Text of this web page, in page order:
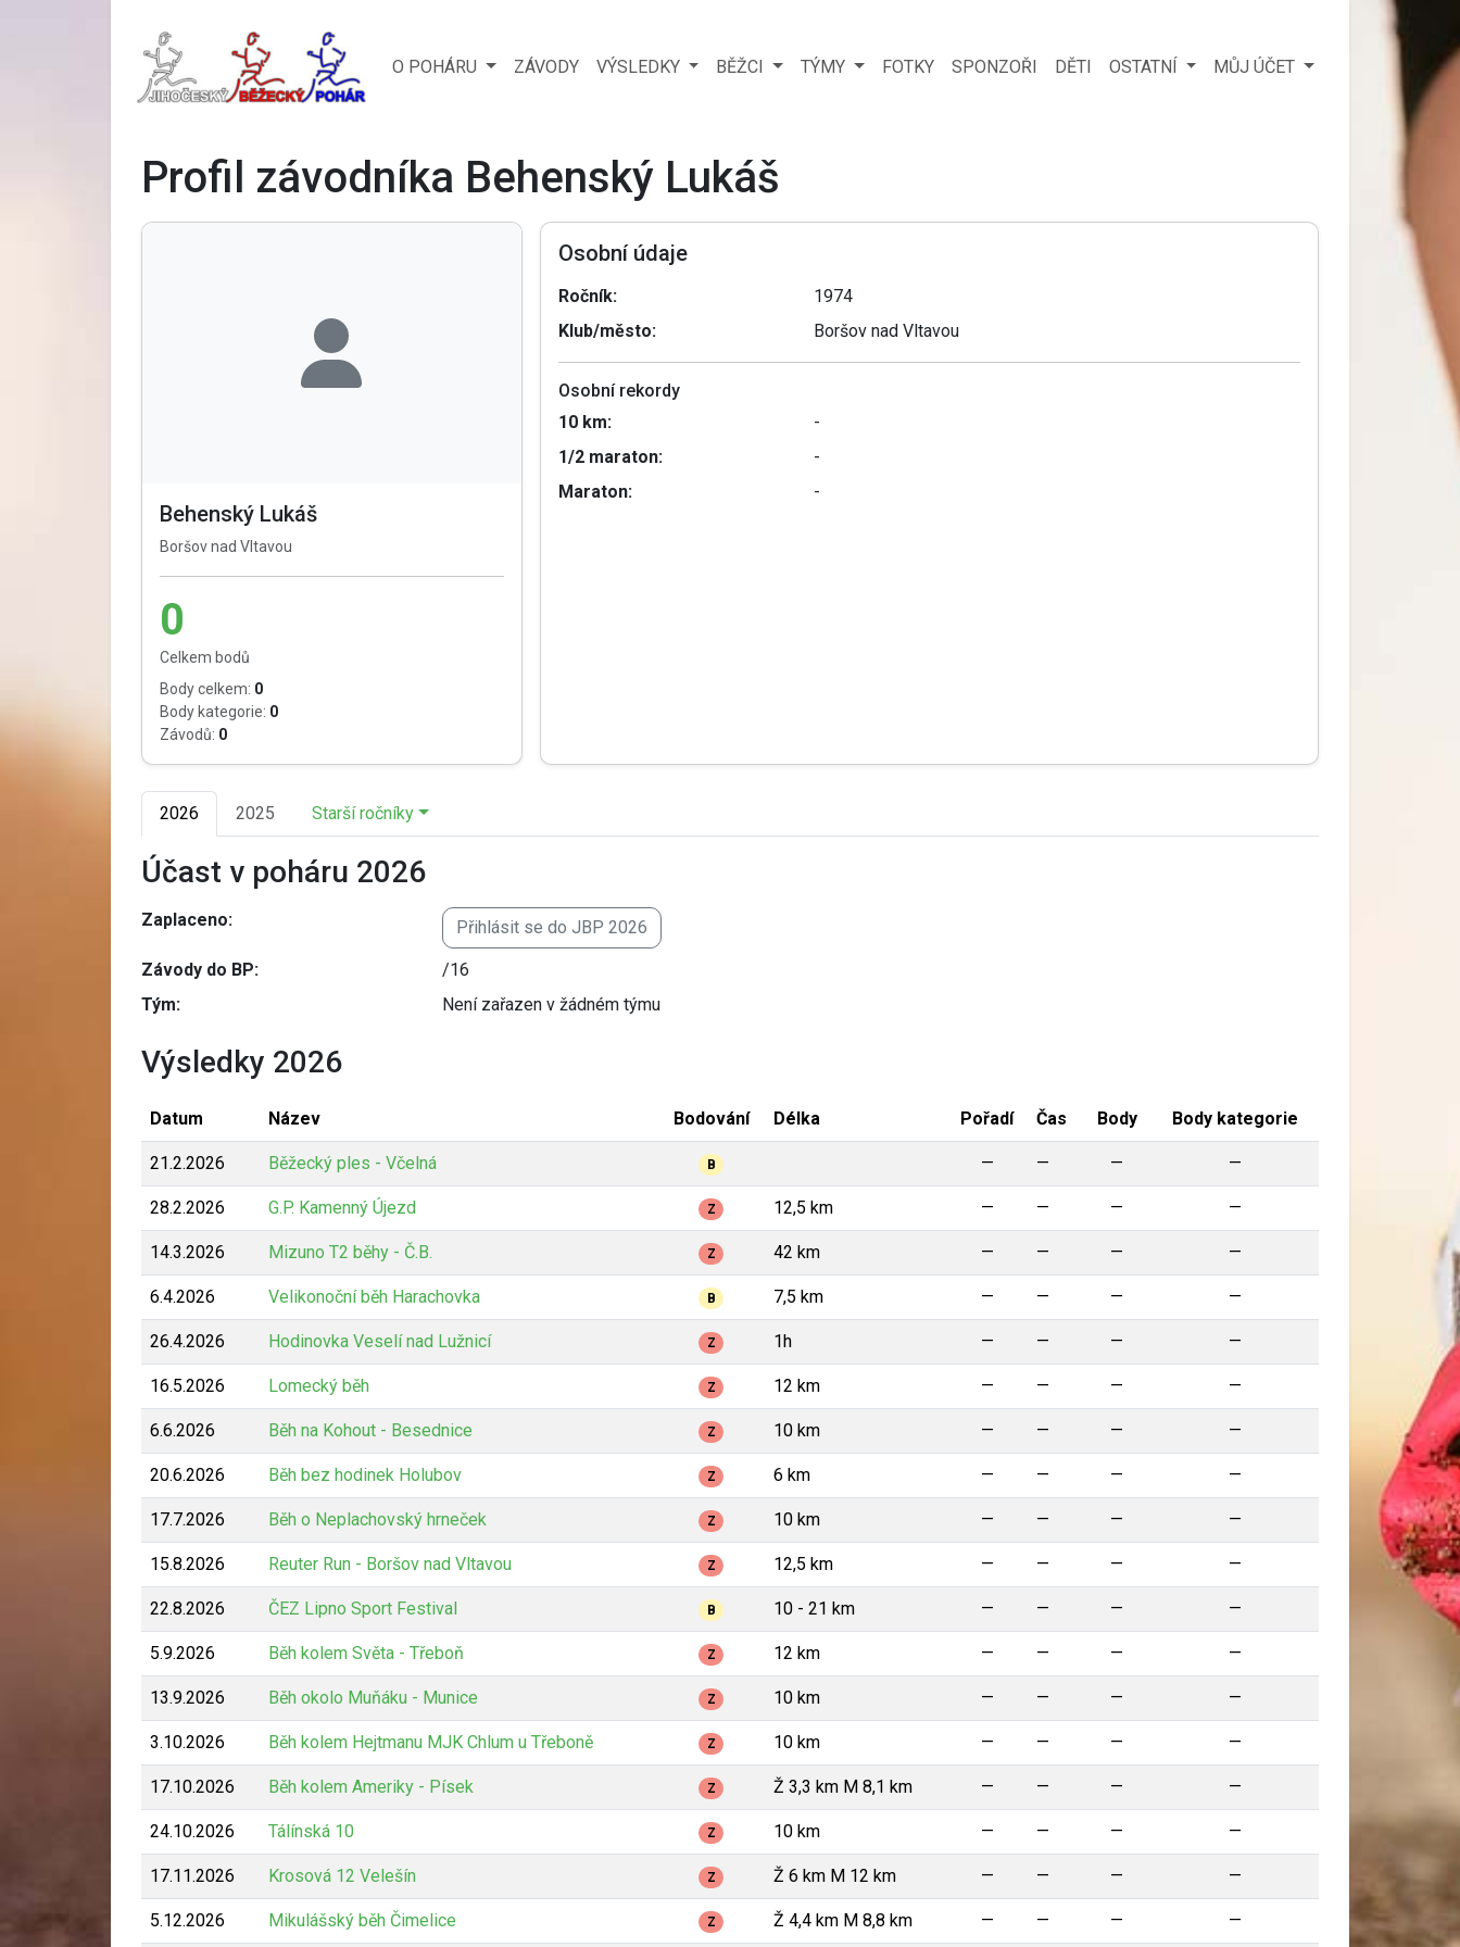
O POHÁRU ZÁVODY VÝSLEDKY BĚŽCI TÝMY FOTKY SPONZOŘI DĚTI OSTATNÍ MŮJ ÚČET
Profil závodníka Behenský Lukáš
Behenský Lukáš
Boršov nad Vltavou
0
Celkem bodů
Body celkem: 0
Body kategorie: 0
Závodů: 0
Osobní údaje
Ročník:
1974
Klub/město:
Boršov nad Vltavou
Osobní rekordy
10 km:
-
1/2 maraton:
-
Maraton:
-
2026 2025 Starší ročníky
Účast v poháru 2026
Zaplaceno: Přihlásit se do JBP 2026
Závody do BP:
/16
Tým:
Není zařazen v žádném týmu
Výsledky 2026
Datum Název Bodování Délka Pořadí Čas Body Body kategorie
21.2.2026 Běžecký ples - Včelná B — — — —
28.2.2026 G.P. Kamenný Újezd Z 12,5 km — — — —
14.3.2026 Mizuno T2 běhy - Č.B. Z 42 km — — — —
6.4.2026 Velikonoční běh Harachovka B 7,5 km — — — —
26.4.2026 Hodinovka Veselí nad Lužnicí Z 1h — — — —
16.5.2026 Lomecký běh Z 12 km — — — —
6.6.2026 Běh na Kohout - Besednice Z 10 km — — — —
20.6.2026 Běh bez hodinek Holubov Z 6 km — — — —
17.7.2026 Běh o Neplachovský hrneček Z 10 km — — — —
15.8.2026 Reuter Run - Boršov nad Vltavou Z 12,5 km — — — —
22.8.2026 ČEZ Lipno Sport Festival B 10 - 21 km — — — —
5.9.2026 Běh kolem Světa - Třeboň Z 12 km — — — —
13.9.2026 Běh okolo Muňáku - Munice Z 10 km — — — —
3.10.2026 Běh kolem Hejtmanu MJK Chlum u Třeboně Z 10 km — — — —
17.10.2026 Běh kolem Ameriky - Písek Z Ž 3,3 km M 8,1 km — — — —
24.10.2026 Tálínská 10 Z 10 km — — — —
17.11.2026 Krosová 12 Velešín Z Ž 6 km M 12 km — — — —
5.12.2026 Mikulášský běh Čimelice Z Ž 4,4 km M 8,8 km — — — —